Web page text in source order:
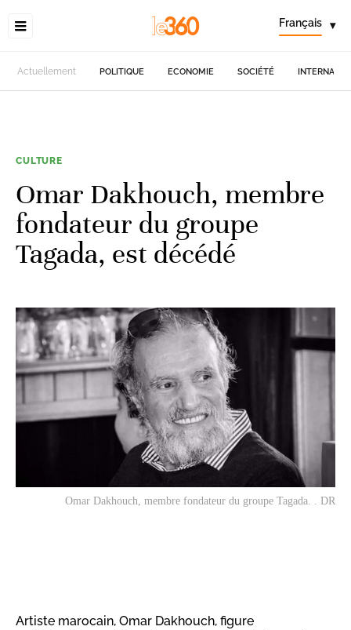
Français ▾
Actuellement POLITIQUE ECONOMIE SOCIÉTÉ
CULTURE
Omar Dakhouch, membre
fondateur du groupe
Tagada, est décédé
Omar Dakhouch, membre fondateur du groupe Tagada. . DR
Artiste marocain, Omar Dakhouch, figure